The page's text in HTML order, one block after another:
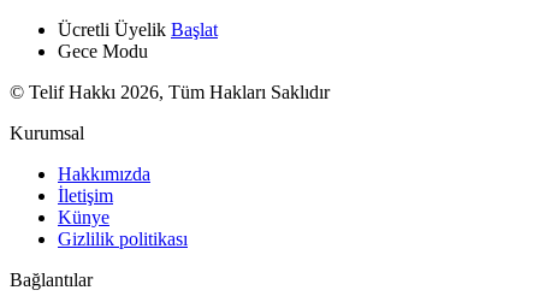
Ücretli Üyelik Başlat
Gece Modu
© Telif Hakkı 2026, Tüm Hakları Saklıdır
Kurumsal
Hakkımızda
İletişim
Künye
Gizlilik politikası
Bağlantılar